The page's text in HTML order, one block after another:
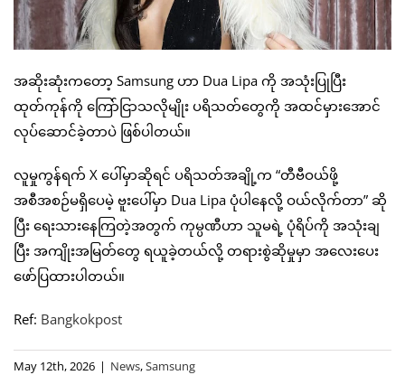
အဆိုးဆုံးကတော့ Samsung ဟာ Dua Lipa ကို အသုံးပြုပြီး
ထုတ်ကုန်ကို ကြော်ငြာသလိုမျိုး ပရိသတ်တွေကို အထင်မှားအောင်
လုပ်ဆောင်ခဲ့တာပဲ ဖြစ်ပါတယ်။
လူမှုကွန်ရက် X ပေါ်မှာဆိုရင် ပရိသတ်အချို့က “တီဗီဝယ်ဖို့
အစီအစဉ်မရှိပေမဲ့ ဗူးပေါ်မှာ Dua Lipa ပုံပါနေလို့ ဝယ်လိုက်တာ” ဆို
ပြီး ရေးသားနေကြတဲ့အတွက် ကုမ္ပဏီဟာ သူမရဲ့ ပုံရိပ်ကို အသုံးချ
ပြီး အကျိုးအမြတ်တွေ ရယူခဲ့တယ်လို့ တရားစွဲဆိုမှုမှာ အလေးပေး
ဖော်ပြထားပါတယ်။
Ref: Bangkokpost
May 12th, 2026 | News,Samsung